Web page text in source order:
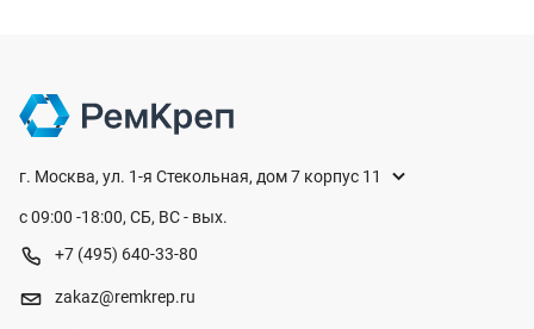
г. Москва, ул. 1-я Стекольная, дом 7 корпус 11
с 09:00 -18:00, СБ, ВС - вых.
+7 (495) 640-33-80
zakaz@remkrep.ru